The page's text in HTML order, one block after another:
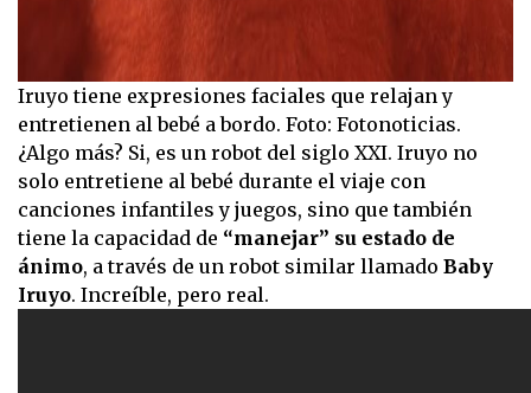
Iruyo tiene expresiones faciales que relajan y
entretienen al bebé a bordo. Foto: Fotonoticias.
¿Algo más? Si, es un robot del siglo XXI. Iruyo no
solo entretiene al bebé durante el viaje con
canciones infantiles y juegos, sino que también
tiene la capacidad de “manejar” su estado de
ánimo, a través de un robot similar llamado Baby
Iruyo. Increíble, pero real.